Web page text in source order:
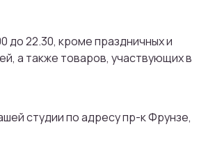
до 22.30, кроме праздничных и
а также товаров, участвующих в
студии по адресу пр-к Фрунзе,